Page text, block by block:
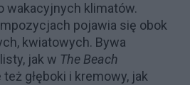
wakacyjnych klimatów.
pojawia się obok
kwiatowych. Bywa
jak w The Beach
głęboki i kremowy, jak